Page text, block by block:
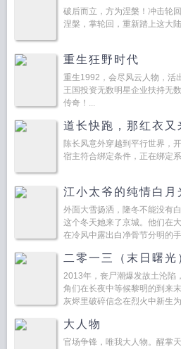
破后而立，方为涅槃！冲击轮
涅槃，掌轮回，重新踏上这大
重生狂野时代
重生1992，会尽风云人物，活
王国投资无数明星企业扶持无
传奇！...
道长快跑，那红衣又
陈长风意外穿越到平行世界，
宿主符合绑定条件，正在绑定
江小太爷的纯情白月
外面大雪扬洒，隆冬不能没有
这个冬天她来了京城。他们在
在冷风中露出白净骨节分明的
二零一三（末日曙光
2013年，丧尸潮爆发故土沦陷
角们在长夜中等候黎明的到来
灰烬里破碎信念在烈火中新生
大人物
官场争锋，唯我大人物。醒掌